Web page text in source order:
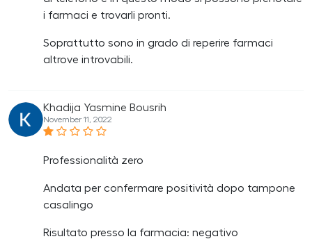
i farmaci e trovarli pronti.
Soprattutto sono in grado di reperire farmaci
altrove introvabili.
Khadija Yasmine Bousrih
November 11, 2022
Professionalità zero
Andata per confermare positività dopo tampone
casalingo
Risultato presso la farmacia: negativo